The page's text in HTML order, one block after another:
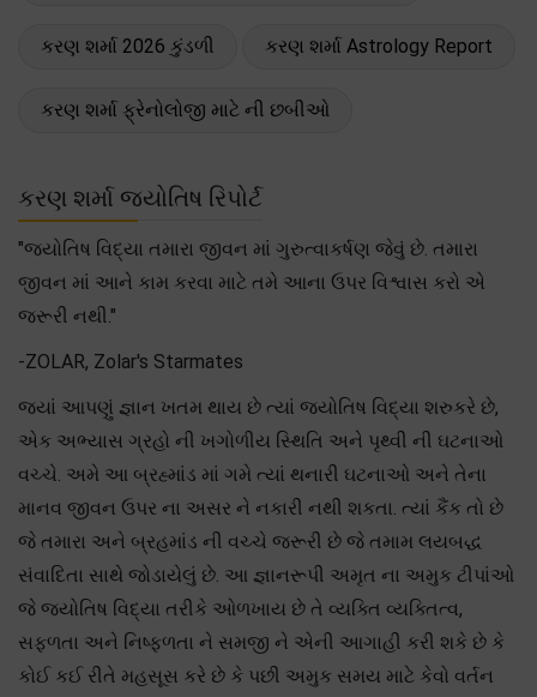
કરણ શર્મા 2026 કુંડળી કરણ શર્મા Astrology Report
કરણ શર્મા ફ્રેનોલોજી માટે ની છબીઓ
કરણ શર્મા જ્યોતિષ રિપોર્ટ
"જ્યોતિષ વિદ્યા તમારા જીવન માં ગુરુત્વાકર્ષણ જેવું છે. તમારા
જીવન માં આને કામ કરવા માટે તમે આના ઉપર વિશ્વાસ કરો એ
જરૂરી નથી."
-ZOLAR, Zolar's Starmates
જ્યાં આપણું જ્ઞાન ખતમ થાય છે ત્યાં જ્યોતિષ વિદ્યા શરુકરે છે,
એક અભ્યાસ ગ્રહો ની ખગોળીય સ્થિતિ અને પૃથ્વી ની ઘટનાઓ
વચ્ચે. અમે આ બ્રહ્માંડ માં ગમે ત્યાં થનારી ઘટનાઓ અને તેના
માનવ જીવન ઉપર ના અસર ને નકારી નથી શકતા. ત્યાં કૈંક તો છે
જે તમારા અને બ્રહમાંડ ની વચ્ચે જરૂરી છે જે તમામ લયબદ્ધ
સંવાદિતા સાથે જોડાયેલું છે. આ જ્ઞાનરૂપી અમૃત ના અમુક ટીપાંઓ
જે જ્યોતિષ વિદ્યા તરીકે ઓળખાય છે તે વ્યક્તિ વ્યક્તિત્વ,
સફળતા અને નિષ્ફળતા ને સમજી ને એની આગાહી કરી શકે છે કે
કોઈ કઈ રીતે મહસૂસ કરે છે કે પછી અમુક સમય માટે કેવો વર્તન